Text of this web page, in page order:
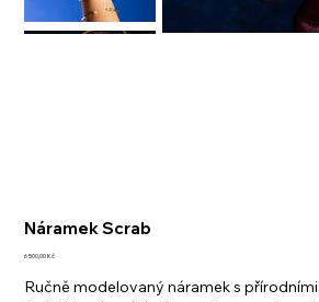
Náramek Scrab
Cena
6 500,00 Kč
Ručně modelovaný náramek s